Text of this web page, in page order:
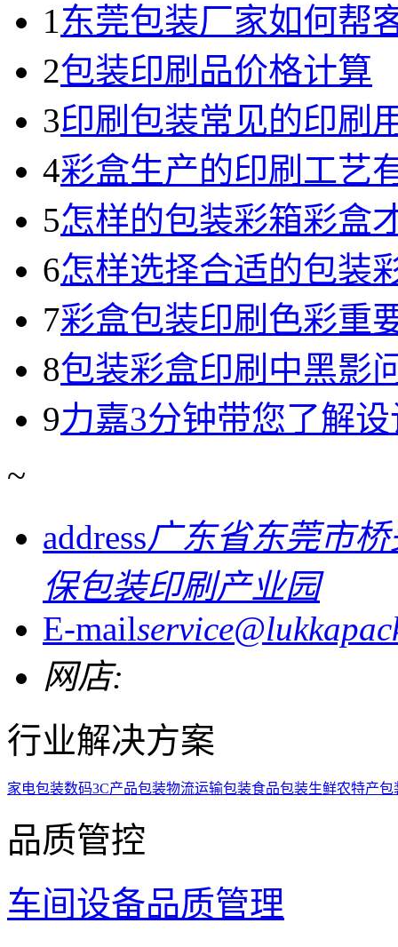
1 东莞包装厂家如何帮
2包装印刷品价格计算
3印刷包装常见的印刷
4彩盒生产的印刷工艺
5怎样的包装彩箱彩盒
6怎样选择合适的包装
7彩盒包装印刷色彩重
8包装彩盒印刷中黑影
9力嘉3分钟带您了解
~
address广东省东莞市
保包装印刷产业园
E-mail
网店:
行业解决方案
家电包装数码3C产品包装物流运输包装食品包装生鲜农特产包
品质管控
车间设备品质管理